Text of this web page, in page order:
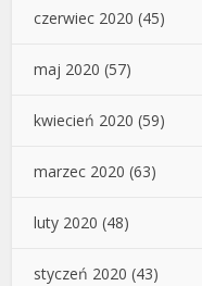
czerwiec 2020 (45)
maj 2020 (57)
kwiecień 2020 (59)
marzec 2020 (63)
luty 2020 (48)
styczeń 2020 (43)